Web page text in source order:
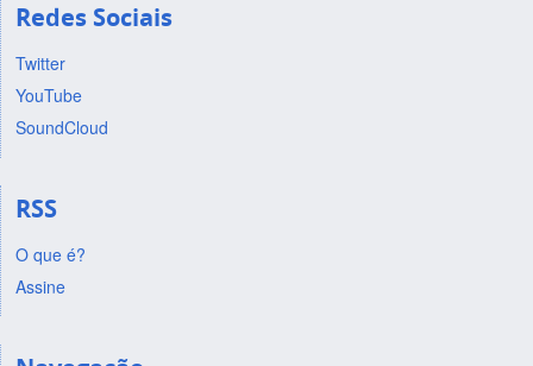
Redes Sociais
Twitter
YouTube
SoundCloud
RSS
O que é?
Assine